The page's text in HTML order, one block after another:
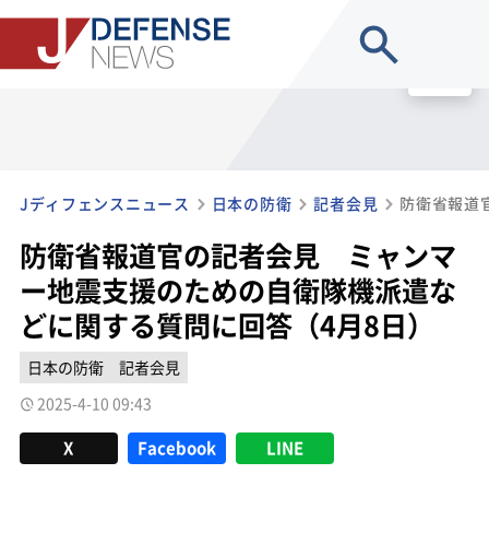
Jディフェンスニュース 日本の防衛 記者会見
防衛省報道官の記者会見 ミャンマ
ー地震支援のための自衛隊機派遣な
どに関する質問に回答（4月8日）
日本の防衛
記者会見
2025-4-10 09:43
X Facebook LINE